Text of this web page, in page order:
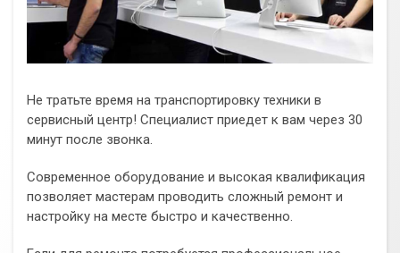
Не тратьте время на транспортировку техники в
сервисный центр! Специалист приедет к вам через 30
минут после звонка.
Современное оборудование и высокая квалификация
позволяет мастерам проводить сложный ремонт и
настройку на месте быстро и качественно.